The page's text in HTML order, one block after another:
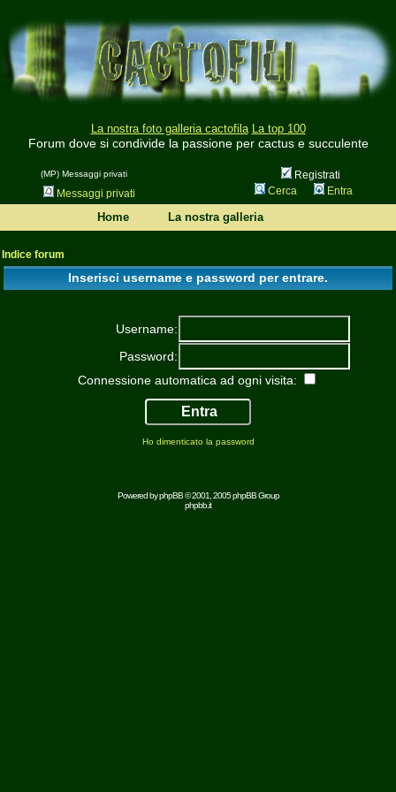
La nostra foto galleria cactofila La top 100
Forum dove si condivide la passione per cactus e succulente
(MP) Messaggi privati
Registrati
Messaggi privati
Cerca Entra
Home La nostra galleria
Indice forum
Inserisci username e password per entrare.
Username:
Password:
Connessione automatica ad ogni visita:
Ho dimenticato la password
Powered byphpBB© 2001, 2005 phpBB Group
phpbb.it